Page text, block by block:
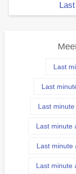
Last
Last
Last
Last minute
Last minute
Last minute